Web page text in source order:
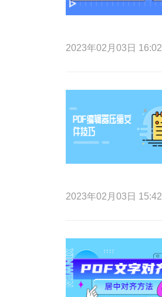
2023年02月03日 16:02
2023年02月03日 15:42